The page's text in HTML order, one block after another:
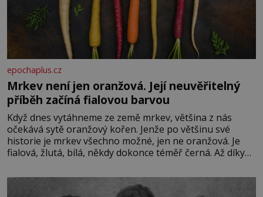
epochaplus.cz
Mrkev není jen oranžová. Její neuvěřitelný
příběh začíná fialovou barvou
Když dnes vytáhneme ze země mrkev, většina z nás
očekává sytě oranžový kořen. Jenže po většinu své
historie je mrkev všechno možné, jen ne oranžová. Je
fialová, žlutá, bílá, někdy dokonce téměř černá. Až díky
bez které si českou zahradu ani nedokážeme představit.